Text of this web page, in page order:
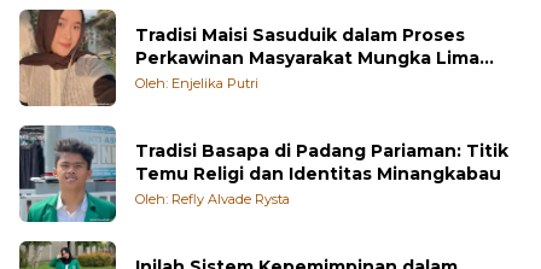
Tradisi Maisi Sasuduik dalam Proses
Perkawinan Masyarakat Mungka Lima
Puluh Kota
Oleh: Enjelika Putri
Tradisi Basapa di Padang Pariaman: Titik
Temu Religi dan Identitas Minangkabau
Oleh: Refly Alvade Rysta